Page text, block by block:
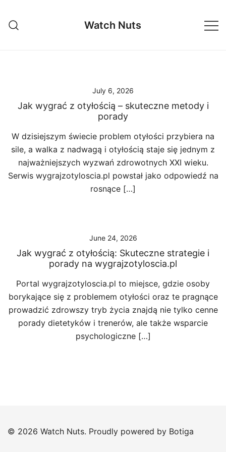
content
Watch Nuts
July 6, 2026
Jak wygrać z otyłością – skuteczne metody i
porady
W dzisiejszym świecie problem otyłości przybiera na
sile, a walka z nadwagą i otyłością staje się jednym z
najważniejszych wyzwań zdrowotnych XXI wieku.
Serwis wygrajzotyloscia.pl powstał jako odpowiedź na
rosnące […]
June 24, 2026
Jak wygrać z otyłością: Skuteczne strategie i
porady na wygrajzotyloscia.pl
Portal wygrajzotyloscia.pl to miejsce, gdzie osoby
borykające się z problemem otyłości oraz te pragnące
prowadzić zdrowszy tryb życia znajdą nie tylko cenne
porady dietetyków i trenerów, ale także wsparcie
psychologiczne […]
© 2026 Watch Nuts. Proudly powered by Botiga